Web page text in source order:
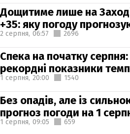
Дощитиме лише на
+35: яку погоду
2 серпня, 06:57 2696
Спека на початку
рекордні показники
1 серпня, 20:00 1540
Без опадів, але із
прогноз погоди на 1
1 серпня, 09:05 659